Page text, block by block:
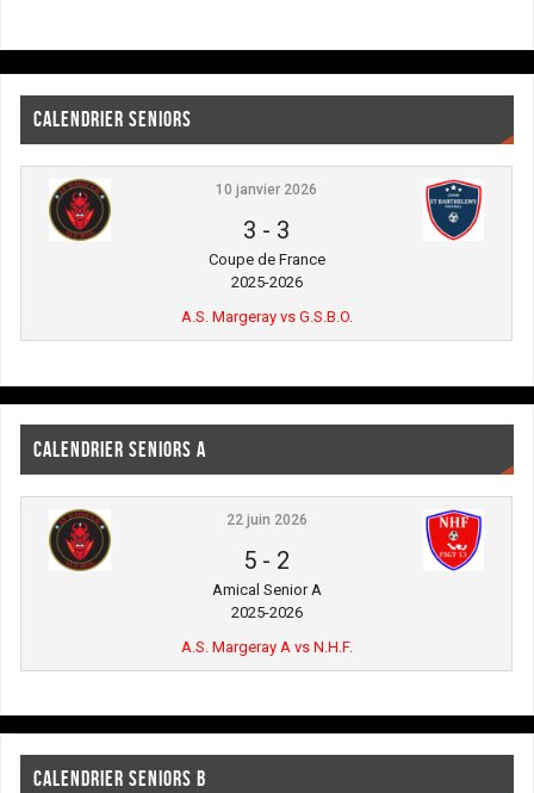
CALENDRIER SENIORS
10 janvier 2026
3 - 3
Coupe de France
2025-2026
A.S. Margeray vs G.S.B.O.
CALENDRIER SENIORS A
22 juin 2026
5 - 2
Amical Senior A
2025-2026
A.S. Margeray A vs N.H.F.
CALENDRIER SENIORS B